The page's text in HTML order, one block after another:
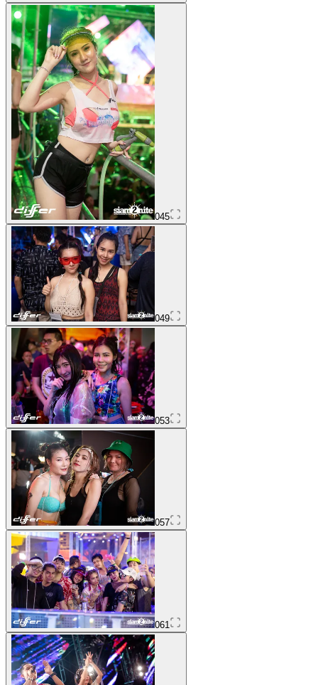
045
049
053
057
061